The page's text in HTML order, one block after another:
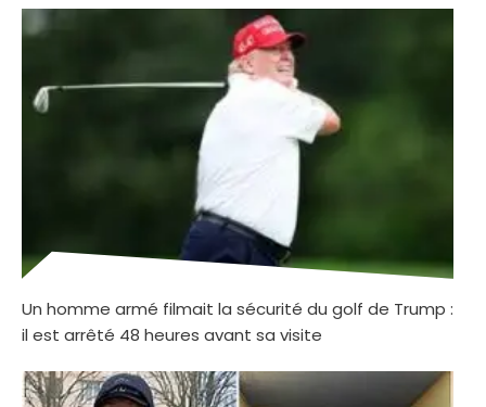
Un homme armé filmait la sécurité du golf de Trump :
il est arrêté 48 heures avant sa visite